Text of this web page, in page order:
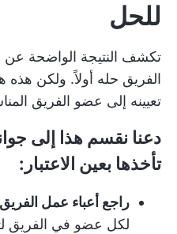
للحل
تكشف النتيجة الواضحة عن
الفريق حله أولاً. ولكن هذه
تعيينه إلى عضو الفريق
دعنا نقسم هذا إلى
تأخذها بعين الاعتبار:
راجع أعباء عمل الفريق
لكل عضو في الفريق